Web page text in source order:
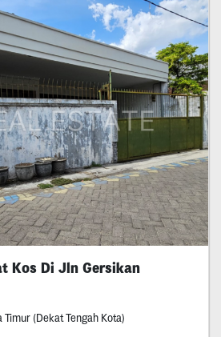
Kos Di Jln Gersikan
(Dekat Tengah Kota)